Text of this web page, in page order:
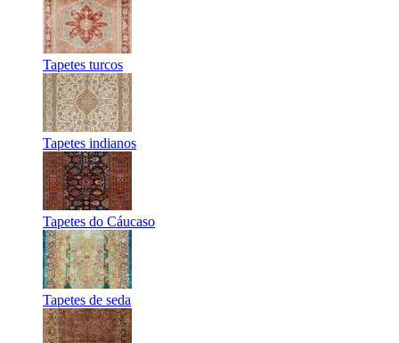
Tapetes turcos
Tapetes indianos
Tapetes do Cáucaso
Tapetes de seda